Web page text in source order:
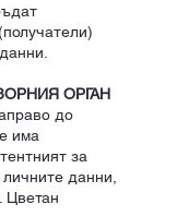
ОРГАН
до
има
за
данни,
Цветан